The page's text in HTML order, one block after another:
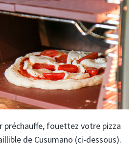
préchauffe, fouettez votre pizza
de Cusumano (ci-dessous).